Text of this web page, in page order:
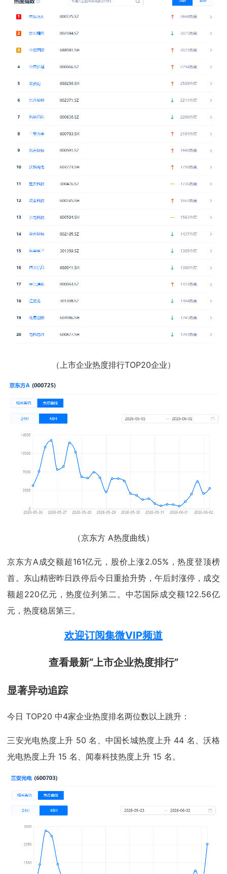
（上市企业热度排行TOP20企业）
（京东方 A热度曲线）
京东方A成交额超161亿元，股价上涨2.05%，热度登顶榜
首。东山精密昨日跌停后今日重拾升势，午后封涨停，成交
额超220亿元，热度位列第二。中芯国际成交额122.56亿
元，热度稳居第三。
欢迎订阅集微VIP频道
查看最新“上市企业热度排行”
显著异动追踪
今日 TOP20 中4家企业热度排名两位数以上跳升：
三安光电热度上升 50 名、中国长城热度上升 44 名、沃格
光电热度上升 15 名、闻泰科技热度上升 15 名。